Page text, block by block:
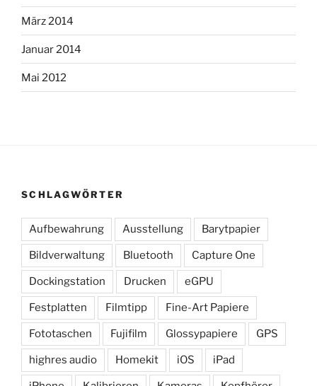
März 2014
Januar 2014
Mai 2012
SCHLAGWÖRTER
Aufbewahrung Ausstellung Barytpapier
Bildverwaltung Bluetooth Capture One
Dockingstation Drucken eGPU
Festplatten Filmtipp Fine-Art Papiere
Fototaschen Fujifilm Glossypapiere GPS
highres audio Homekit iOS iPad